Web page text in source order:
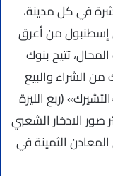
في كل مدينة،
إسطنبول من أعرق
تتيح بنوك
الشراء والبيع
(ربع الليرة
الادخار الشعبي
الثمينة في